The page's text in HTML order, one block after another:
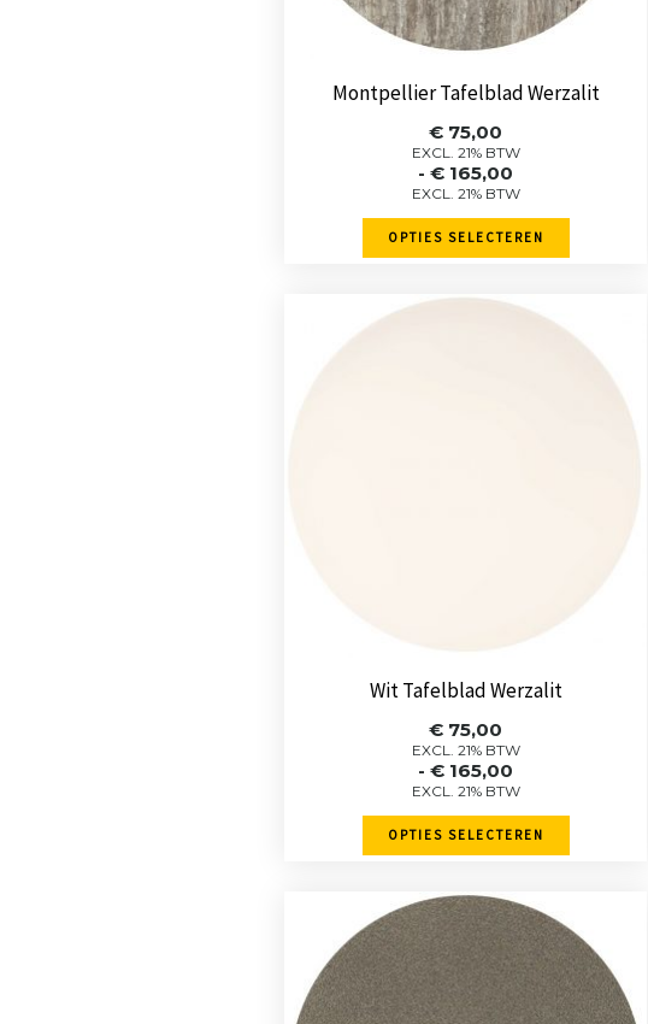
Montpellier Tafelblad Werzalit
€ 75,00
EXCL. 21% BTW
- € 165,00
EXCL. 21% BTW
Prijsklasse:
€ 75,00
tot
€ 165,00
OPTIES SELECTEREN
worden
op
de
Wit Tafelblad Werzalit
€ 75,00
EXCL. 21% BTW
- € 165,00
EXCL. 21% BTW
Prijsklasse:
€ 75,00
tot
€ 165,00
OPTIES SELECTEREN
op
de
Dit
product
heeft
meerdere